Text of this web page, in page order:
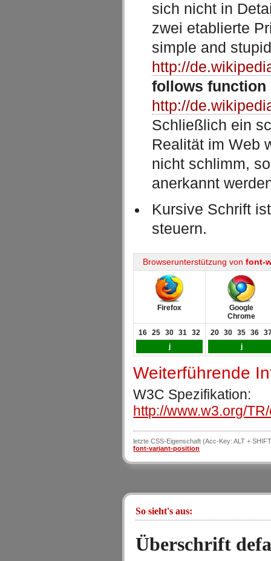
sich nicht in
zwei etablierte
simple and
http://
follows function
http://
Schließlich ein
Realität im Web
nicht schlimm,
anerkannt
Kursive Schrift
steuern.
Browserunterstützung von font-
Firefox
Google
Chrome
16 25 30 31 32
j
20 30 35 36
j
Weiterführende
W3C Spezifikation:
http://www.w3.org/
letzte CSS-Eigenschaft (Acc-Key: ALT +
font-variant-position
So sieht's aus:
Überschrift